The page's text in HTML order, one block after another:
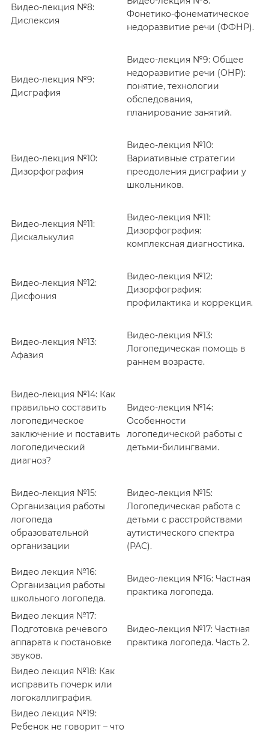
Видео-лекция №8:
Дислексия
Фонетико-фонематическое
недоразвитие речи (ФФНР).
Видео-лекция №9:
Дисграфия
Видео-лекция №9: Общее
недоразвитие речи (ОНР):
понятие, технологии
обследования,
планирование занятий.
Видео-лекция №10:
Дизорфография
Видео-лекция №10:
Вариативные стратегии
преодоления дисграфии у
школьников.
Видео-лекция №11:
Дискалькулия
Видео-лекция №11:
Дизорфография:
комплексная диагностика.
Видео-лекция №12:
Дисфония
Видео-лекция №12:
Дизорфография:
профилактика и коррекция.
Видео-лекция №13:
Афазия
Видео-лекция №13:
Логопедическая помощь в
раннем возрасте.
Видео-лекция №14: Как
правильно составить
логопедическое
заключение и поставить
логопедический
диагноз?
Видео-лекция №14:
Особенности
логопедической работы с
детьми-билингвами.
Видео-лекция №15:
Организация работы
логопеда
образовательной
организации
Видео-лекция №15:
Логопедическая работа с
детьми с расстройствами
аутистического спектра
(РАС).
Видео лекция №16:
Организация работы
школьного логопеда.
Видео-лекция №16: Частная
практика логопеда.
Видео лекция №17:
Подготовка речевого
аппарата к постановке
звуков.
Видео-лекция №17: Частная
практика логопеда. Часть 2.
Видео лекция №18: Как
исправить почерк или
логокаллиграфия.
Видео лекция №19:
Ребенок не говорит – что